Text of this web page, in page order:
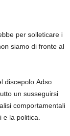
per solleticare i
siamo di fronte al
discepolo Adso
un susseguirsi
comportamentali
la politica.